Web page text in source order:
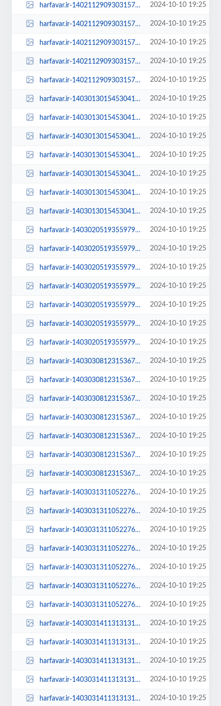
harfavar.ir-1402112909303157929416754-300x209.jpg 2024-10-10 19:25
harfavar.ir-1402112909303157929416754-450x300.jpg 2024-10-10 19:25
harfavar.ir-1402112909303157929416754-600x400.jpg 2024-10-10 19:25
harfavar.ir-1402112909303157929416754-768x535.jpg 2024-10-10 19:25
harfavar.ir-1402112909303157929416754.jpg 2024-10-10 19:25
harfavar.ir-1403013015453041729842804-1403013015453041729842804-100x70.jpg 2024-10-10 19:25
harfavar.ir-1403013015453041729842804-1403013015453041729842804-250x150.jpg 2024-10-10 19:25
harfavar.ir-1403013015453041729842804-1403013015453041729842804-300x209.jpg 2024-10-10 19:25
harfavar.ir-1403013015453041729842804-1403013015453041729842804-450x300.jpg 2024-10-10 19:25
harfavar.ir-1403013015453041729842804-1403013015453041729842804-600x400.jpg 2024-10-10 19:25
harfavar.ir-1403013015453041729842804-1403013015453041729842804-768x535.jpg 2024-10-10 19:25
harfavar.ir-1403013015453041729842804-1403013015453041729842804.jpg 2024-10-10 19:25
harfavar.ir-1403020519355979829881334-100x70.jpg 2024-10-10 19:25
harfavar.ir-1403020519355979829881334-250x150.jpg 2024-10-10 19:25
harfavar.ir-1403020519355979829881334-300x209.jpg 2024-10-10 19:25
harfavar.ir-1403020519355979829881334-450x300.jpg 2024-10-10 19:25
harfavar.ir-1403020519355979829881334-600x400.jpg 2024-10-10 19:25
harfavar.ir-1403020519355979829881334-768x535.jpg 2024-10-10 19:25
harfavar.ir-1403020519355979829881334.jpg 2024-10-10 19:25
harfavar.ir-1403030812315367430181394-100x70.jpg 2024-10-10 19:25
harfavar.ir-1403030812315367430181394-250x150.jpg 2024-10-10 19:25
harfavar.ir-1403030812315367430181394-300x209.jpg 2024-10-10 19:25
harfavar.ir-1403030812315367430181394-450x300.jpg 2024-10-10 19:25
harfavar.ir-1403030812315367430181394-600x400.jpg 2024-10-10 19:25
harfavar.ir-1403030812315367430181394-768x535.jpg 2024-10-10 19:25
harfavar.ir-1403030812315367430181394.jpg 2024-10-10 19:25
harfavar.ir-1403031311052276030218574-100x70.jpg 2024-10-10 19:25
harfavar.ir-1403031311052276030218574-250x150.jpg 2024-10-10 19:25
harfavar.ir-1403031311052276030218574-300x209.jpg 2024-10-10 19:25
harfavar.ir-1403031311052276030218574-450x300.jpg 2024-10-10 19:25
harfavar.ir-1403031311052276030218574-600x400.jpg 2024-10-10 19:25
harfavar.ir-1403031311052276030218574-768x535.jpg 2024-10-10 19:25
harfavar.ir-1403031311052276030218574.jpg 2024-10-10 19:25
harfavar.ir-140303141131313130226064-140303141131313130226064-100x70.jpg 2024-10-10 19:25
harfavar.ir-140303141131313130226064-140303141131313130226064-250x150.jpg 2024-10-10 19:25
harfavar.ir-140303141131313130226064-140303141131313130226064-300x209.jpg 2024-10-10 19:25
harfavar.ir-140303141131313130226064-140303141131313130226064-450x300.jpg 2024-10-10 19:25
harfavar.ir-140303141131313130226064-140303141131313130226064-600x400.jpg 2024-10-10 19:25